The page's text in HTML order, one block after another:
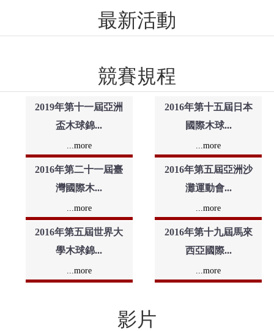
最新活動
競賽規程
2019年第十一屆亞洲
盃木球錦...
...more
2016年第十五屆日本
國際木球...
...more
2016年第二十一屆臺
灣國際木...
...more
2016年第五屆亞洲沙
灘運動會...
...more
2016年第五屆世界大
學木球錦...
...more
2016年第十九屆馬來
西亞國際...
...more
影片